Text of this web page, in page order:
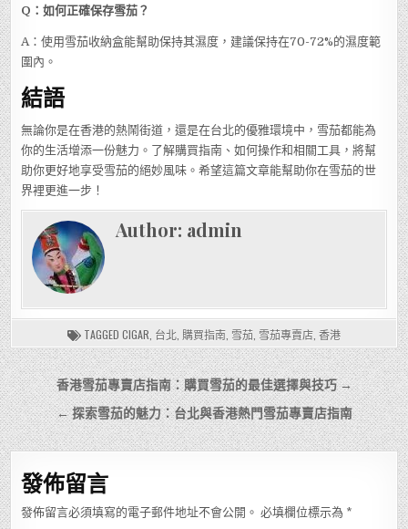
Q：如何正確保存雪茄？
A：使用雪茄收納盒能幫助保持其濕度，建議保持在70-72%的濕度範
圍內。
結語
無論你是在香港的熱鬧街道，還是在台北的優雅環境中，雪茄都能為
你的生活增添一份魅力。了解購買指南、如何操作和相關工具，將幫
助你更好地享受雪茄的絕妙風味。希望這篇文章能幫助你在雪茄的世
界裡更進一步！
Author: admin
TAGGED CIGAR 台北 購買指南 雪茄 雪茄專賣店 香港
文
章
導
覽
香港雪茄專賣店指南：購買雪茄的最佳選擇與技巧 →
← 探索雪茄的魅力：台北與香港熱門雪茄專賣店指南
發佈留言
發佈留言必須填寫的電子郵件地址不會公開。 必填欄位標示為 *